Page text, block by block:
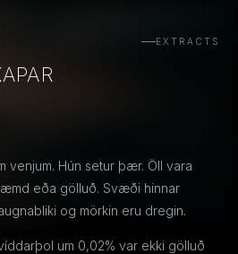
EXTRACTS
venjum. Hún setur þær. Öll vara
eða gölluð. Svæði hinnar
og mörkin eru dregin.
um 0,02% var ekki gölluð